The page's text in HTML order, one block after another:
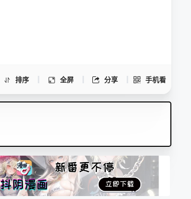
排序 全屏 分享 手机看